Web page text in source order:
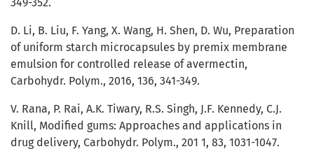
349-352.
D. Li, B. Liu, F. Yang, X. Wang, H. Shen, D. Wu, Preparation
of uniform starch microcapsules by premix membrane
emulsion for controlled release of avermectin,
Carbohydr. Polym., 2016, 136, 341-349.
V. Rana, P. Rai, A.K. Tiwary, R.S. Singh, J.F. Kennedy, C.J.
Knill, Modified gums: Approaches and applications in
drug delivery, Carbohydr. Polym., 201 1, 83, 1031-1047.